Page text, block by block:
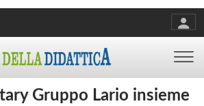
Gruppo Lario insieme